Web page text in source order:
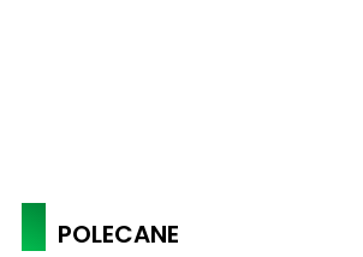
POLECANE